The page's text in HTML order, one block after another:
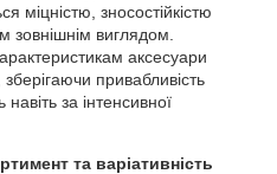
міцністю, зносостійкістю
зовнішнім виглядом.
аксесуари
привабливість
навіть за інтенсивної
та варіативність